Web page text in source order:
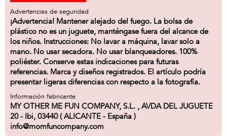
Advertencias de seguridad
¡Advertencia! Mantener alejado del fuego. La bolsa de
plástico no es un juguete, manténgase fuera del alcance de
los niños. Instrucciones: No lavar a máquina, lavar solo a
mano. No usar secadora. No usar blanqueadores. 100%
poliéster. Conserve estas indicaciones para futuras
referencias. Marca y diseños registrados. El artículo podría
presentar ligeras diferencias con respecto a la fotografía.
Información fabricante
MY OTHER ME FUN COMPANY, S.L. , AVDA DEL JUGUETE
20 - Ibi, 03440 ( ALICANTE - España )
info@momfuncompany.com